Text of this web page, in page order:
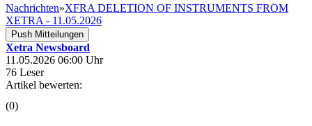
Nachrichten»XFRA DELETION OF INSTRUMENTS FROM
XETRA - 11.05.2026
Push Mitteilungen
Xetra Newsboard
11.05.2026 06:00 Uhr
76 Leser
Artikel bewerten:
(0)